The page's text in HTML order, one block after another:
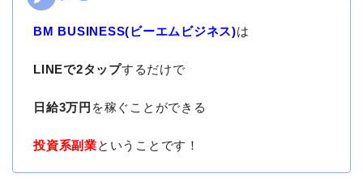
BM BUSINESS(ビーエムビジネス)は
LINEで2タップするだけで
日給3万円 を稼ぐことができる
投資系副業ということです！